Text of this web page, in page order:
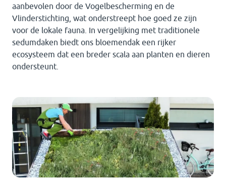
aanbevolen door de Vogelbescherming en de
Vlinderstichting, wat onderstreept hoe goed ze zijn
voor de lokale fauna. In vergelijking met traditionele
sedumdaken biedt ons bloemendak een rijker
ecosysteem dat een breder scala aan planten en dieren
ondersteunt.